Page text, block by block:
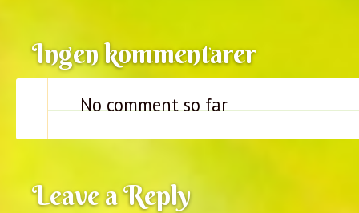
Ingen kommentarer
No comment so far
Leave a Reply